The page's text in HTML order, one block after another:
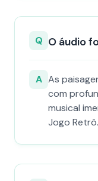
Q O áudio
A As
com
musical
Jogo Retrô.